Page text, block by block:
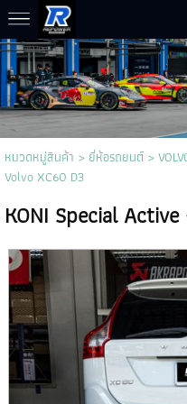
หมวดหมู่สินค้า >ยี่ห้อรถยนต์>
Volvo XC60 D3
KONI Special